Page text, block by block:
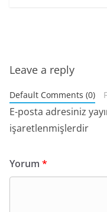
Leave a reply
Default Comments (0)
E-posta adresiniz
işaretlenmişlerdir
Yorum *